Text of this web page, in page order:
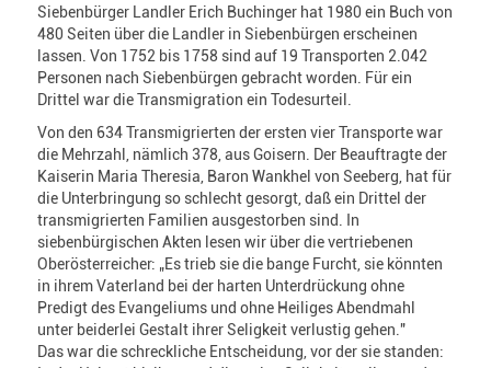
Siebenbürger Landler Erich Buchinger hat 1980 ein Buch von
480 Seiten über die Landler in Siebenbürgen erscheinen
lassen. Von 1752 bis 1758 sind auf 19 Transporten 2.042
Personen nach Siebenbürgen gebracht worden. Für ein
Drittel war die Transmigration ein Todesurteil.
Von den 634 Transmigrierten der ersten vier Transporte war
die Mehrzahl, nämlich 378, aus Goisern. Der Beauftragte der
Kaiserin Maria Theresia, Baron Wankhel von Seeberg, hat für
die Unterbringung so schlecht gesorgt, daß ein Drittel der
transmigrierten Familien ausgestorben sind. In
siebenbürgischen Akten lesen wir über die vertriebenen
Oberösterreicher: „Es trieb sie die bange Furcht, sie könnten
in ihrem Vaterland bei der harten Unterdrückung ohne
Predigt des Evangeliums und ohne Heiliges Abendmahl
unter beiderlei Gestalt ihrer Seligkeit verlustig gehen."
Das war die schreckliche Entscheidung, vor der sie standen: